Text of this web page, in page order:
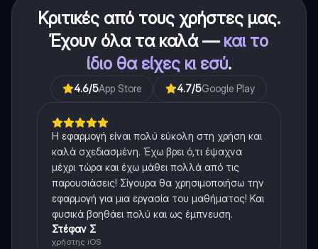
Κριτικές από τους χρήστες μας.
Έχουν όλα τα καλά — και το
ίδιο θα είχες κι εσύ.
4.6/5App Store 4.7/5Google Play
Η εφαρμογή είναι πολύ εύκολη στη χρήση και
καλά σχεδιασμένη. Έχω βρει ό,τι έψαχνα
μέχρι τώρα και έχω μάθει πολλά από τις
παρουσιάσεις! Σίγουρα θα χρησιμοποιήσω την
εφαρμογή για μια εργασία του μαθήματος! Και
φυσικά βοηθάει πολύ και ως έμπνευση.
Στέφαν Σ
χρήστης iOS